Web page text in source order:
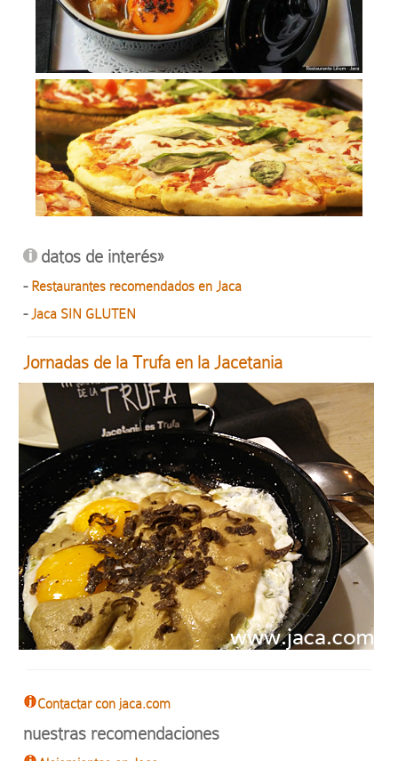
datos de interés»
- Restaurantes recomendados en Jaca
- Jaca SIN GLUTEN
Jornadas de la Trufa en la Jacetania
Contactar con jaca.com
nuestras recomendaciones